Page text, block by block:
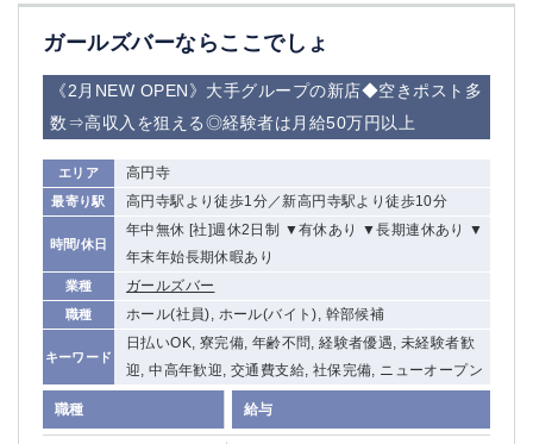
ガールズバーならここでしょ
《2月NEW OPEN》大手グループの新店◆空きポスト多
数⇒高収入を狙える◎経験者は月給50万円以上
エリア 高円寺
最寄り駅 高円寺駅より徒歩1分／新高円寺駅より徒歩10分
時間/休日
年中無休 [社]週休2日制 ▼有休あり ▼長期連休あり ▼
年末年始長期休暇あり
業種 ガールズバー
職種 ホール(社員), ホール(バイト), 幹部候補
キーワード
日払いOK, 寮完備, 年齢不問, 経験者優遇, 未経験者歓
迎, 中高年歓迎, 交通費支給, 社保完備, ニューオープン
職種 給与
成田
千葉
西船橋
佐倉
柏（東口）
下総中山
茂原
八千代台
本八幡
浦安
栃木県
宇都宮
小山
東武宇都宮（宇都宮西口）
茨城県